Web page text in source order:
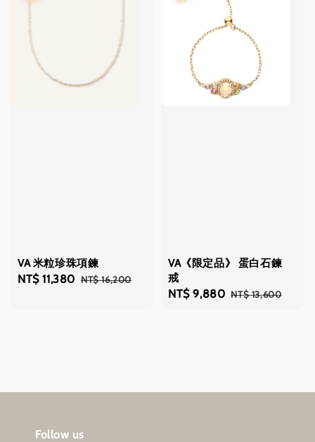
VA 米粒珍珠項鍊
Sale
NT$ 11,380 Regular
NT$ 16,200
VA《限定品》 蛋白石鍊
戒
Sale
NT$ 9,880 Regular
NT$ 13,600
Follow us